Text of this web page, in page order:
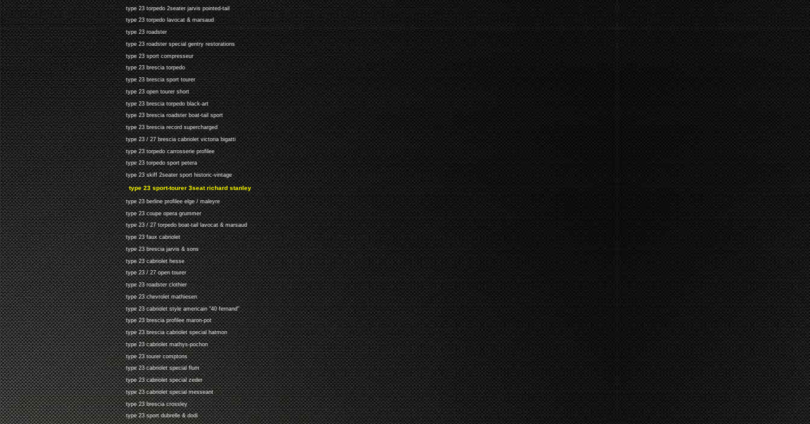
type 23 torpedo 2seater jarvis pointed-tail
type 23 torpedo lavocat & marsaud
type 23 roadster
type 23 roadster special gentry restorations
type 23 sport compresseur
type 23 brescia torpedo
type 23 brescia sport tourer
type 23 open tourer short
type 23 brescia torpedo black-art
type 23 brescia roadster boat-tail sport
type 23 brescia record supercharged
type 23 / 27 brescia cabriolet victoria bigatti
type 23 torpedo carrosserie profilee
type 23 torpedo sport petera
type 23 skiff 2seater sport historic-vintage
type 23 sport-tourer 3seat richard stanley
type 23 berline profilee elge / maleyre
type 23 coupe opera grummer
type 23 / 27 torpedo boat-tail lavocat & marsaud
type 23 faux cabriolet
type 23 brescia jarvis & sons
type 23 cabriolet hesse
type 23 / 27 open tourer
type 23 roadster clothier
type 23 chevrolet mathiesen
type 23 cabriolet style americain "40 fernand"
type 23 brescia profilee maron-pot
type 23 brescia cabriolet special hatmon
type 23 cabriolet mathys-pochon
type 23 tourer comptons
type 23 cabriolet special flum
type 23 cabriolet special zeder
type 23 cabriolet special messeant
type 23 brescia crossley
type 23 sport dubrelle & dodi